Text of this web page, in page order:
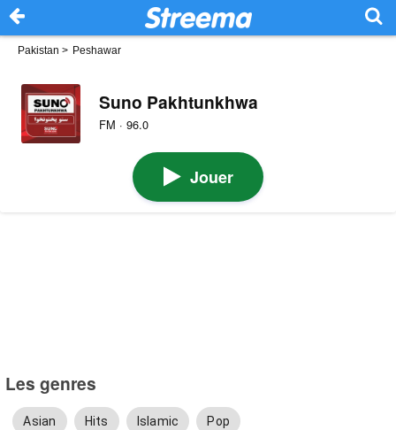
Pakistan > Peshawar
Suno Pakhtunkhwa
FM · 96.0
Jouer
Les genres
Asian Hits Islamic Pop